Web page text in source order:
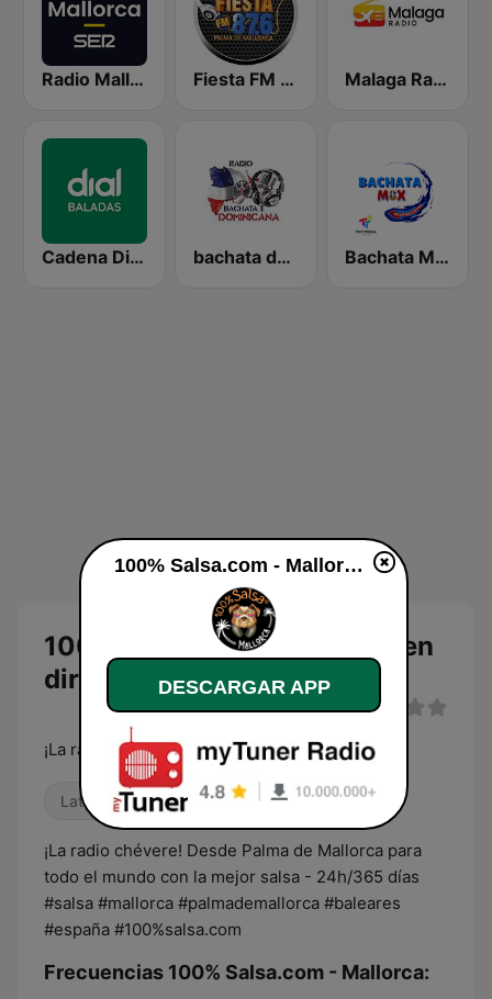
Radio Mallorca SER Fiesta FM - Mallorca Malaga Radio
Cadena Dial Baladas bachata dominicana Bachata Mix Radio
100% Salsa.com - Mallorca en
directo
¡La radio chévere!
Latino
¡La radio chévere! Desde Palma de Mallorca para
todo el mundo con la mejor salsa - 24h/365 días
#salsa #mallorca #palmademallorca #baleares
#españa #100%salsa.com
Frecuencias 100% Salsa.com - Mallorca:
100% Salsa.com - Mallorca en vivo
DESCARGAR APP